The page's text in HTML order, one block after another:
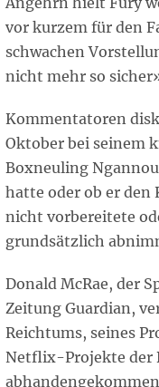
vor kurzem für den
schwachen
nicht mehr so
Kommentatoren
Oktober bei seinem
Boxneuling
hatte oder ob er den
nicht vorbereitete
grundsätzlich
Donald McRae, der
Zeitung Guardian,
Reichtums, seines
Netflix-Projekte der